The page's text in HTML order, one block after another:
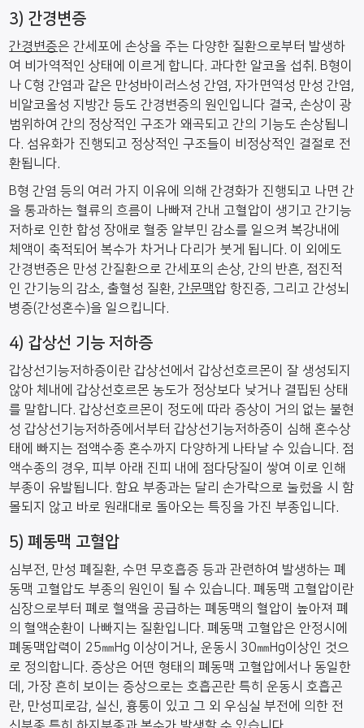
3) 간경변증
간경변증은 간세포에 손상을 주는 다양한 질환으로부터 발생하
여 비가역적인 상태에 이르게 합니다. 과다한 알코올 섭취. B형이
나 C형 간염과 같은 만성바이러스성 간염, 자가면역성 만성 간염,
비알코올성 지방간 등도 간경변증의 원인입니다 결국, 손상이 광
범위하여 간의 정상적인 구조가 왜곡되고 간의 기능도 손상됩니
다. 섬유화가 진행되고 정상적인 구조들이 비정상적인 결절로 전
환됩니다.
B형 간염 등의 여러 가지 이유에 의해 간경화가 진행되고 나면 간
을 통과하는 혈류의 흐름이 나빠져 간내 고혈압이 생기고 간기능
저하로 인한 합성 장애로 혈중 알부민 감소를 일으켜 복강내에
체액이 축적되어 복수가 차거나 다리가 붓게 됩니다. 이 외에도
간경변증은 만성 간질환으로 간세포의 손상, 간의 반흔, 점진적
인 간기능의 감소, 출혈성 질환,간문맥압 항진증, 그리고 간성뇌
병증(간성혼수)을 일으킵니다.
4) 갑상선 기능 저하증
갑상선기능저하증이란 갑상선에서 갑상선호르몬이 잘 생성되지
않아 체내에 갑상선호르몬 농도가 정상보다 낮거나 결핍된 상태
를 말합니다. 갑상선호르몬이 정도에 따라 증상이 거의 없는 불현
성 갑상선기능저하증에서부터 갑상선기능저하증이 심해 혼수상
태에 빠지는 점액수종 혼수까지 다양하게 나타날 수 있습니다. 점
액수종의 경우, 피부 아래 진피 내에 점다당질이 쌓여 이로 인해
부종이 유발됩니다. 함요 부종과는 달리 손가락으로 눌렀을 시 함
몰되지 않고 바로 원래대로 돌아오는 특징을 가진 부종입니다.
5) 폐동맥 고혈압
심부전, 만성 폐질환, 수면 무호흡증 등과 관련하여 발생하는 폐
동맥 고혈압도 부종의 원인이 될 수 있습니다. 폐동맥 고혈압이란
심장으로부터 폐로 혈액을 공급하는 폐동맥의 혈압이 높아져 폐
의 혈액순환이 나빠지는 질환입니다. 폐동맥 고혈압은 안정시에
폐동맥압력이 25㎜Hg 이상이거나, 운동시 30㎜Hg이상인 것으
로 정의합니다. 증상은 어떤 형태의 폐동맥 고혈압에서나 동일한
데, 가장 흔히 보이는 증상으로는 호흡곤란 특히 운동시 호흡곤
란, 만성피로감, 실신, 흉통이 있고 그 외 우심실 부전에 의한 전